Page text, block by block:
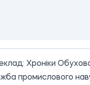
Хроніки
промислового